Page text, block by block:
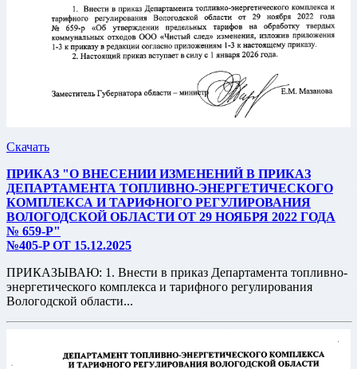
Скачать
ПРИКАЗ "О ВНЕСЕНИИ ИЗМЕНЕНИЙ В ПРИКАЗ
ДЕПАРТАМЕНТА ТОПЛИВНО-ЭНЕРГЕТИЧЕСКОГО
КОМПЛЕКСА И ТАРИФНОГО РЕГУЛИРОВАНИЯ
ВОЛОГОДСКОЙ ОБЛАСТИ ОТ 29 НОЯБРЯ 2022 ГОДА
№ 659-Р"
№405-P ОТ 15.12.2025
ПРИКАЗЫВАЮ: 1. Внести в приказ Департамента топливно-
энергетического комплекса и тарифного регулирования
Вологодской области...